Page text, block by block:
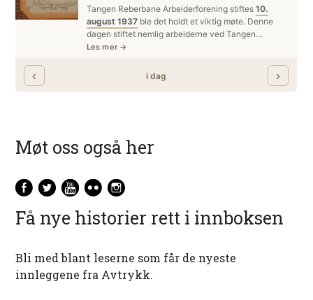
Møt oss også her
Få nye historier rett i innboksen
Bli med blant leserne som får de nyeste
innleggene fra Avtrykk.